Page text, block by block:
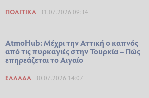
ΠΟΛΙΤΙΚΆ 31.07.2026 09:34
AtmoHub: Μέχρι την Αττική ο καπνός
από τις πυρκαγιές στην Τουρκία – Πώς
επηρεάζεται το Αιγαίο
ΕΛΛΆΔΑ 30.07.2026 14:07